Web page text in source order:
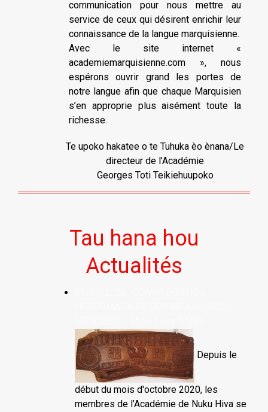
communication pour nous mettre au
service de ceux qui désirent enrichir leur
connaissance de la langue marquisienne.
Avec le site internet «
academiemarquisienne.com », nous
espérons ouvrir grand les portes de
notre langue afin que chaque Marquisien
s’en approprie plus aisément toute la
richesse.
Te upoko hakatee o te Tuhuka èo ènana/Le
directeur de l’Académie
Georges Toti Teikiehuupoko
Tau hana hou
Actualités
Depuis le
début du mois d'octobre 2020, les
membres de l’Académie de Nuku Hiva se